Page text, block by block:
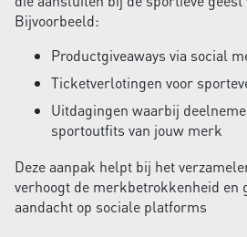
Bijvoorbeeld:
Productgiveaways via social
Ticketverlotingen voor
Uitdagingen waarbij
sportoutfits van jouw merk
Deze aanpak helpt bij het
verhoogt de merkbetrokkenheid en
aandacht op sociale platforms